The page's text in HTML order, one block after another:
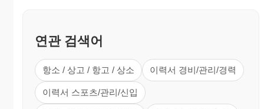
연관 검색어
항소 / 상고 / 항고 / 상소 이력서 경비/관리/경력
이력서 스포츠/관리/신입